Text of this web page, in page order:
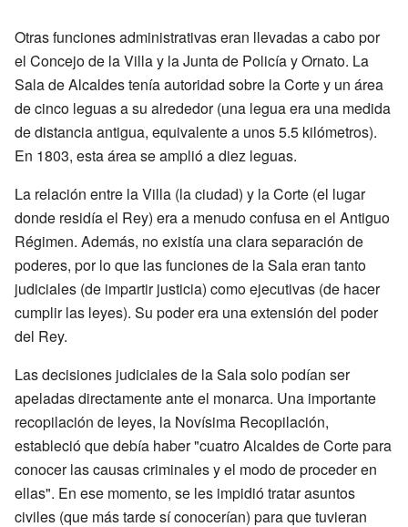
Otras funciones administrativas eran llevadas a cabo por
el Concejo de la Villa y la Junta de Policía y Ornato. La
Sala de Alcaldes tenía autoridad sobre la Corte y un área
de cinco leguas a su alrededor (una legua era una medida
de distancia antigua, equivalente a unos 5.5 kilómetros).
En 1803, esta área se amplió a diez leguas.
La relación entre la Villa (la ciudad) y la Corte (el lugar
donde residía el Rey) era a menudo confusa en el Antiguo
Régimen. Además, no existía una clara separación de
poderes, por lo que las funciones de la Sala eran tanto
judiciales (de impartir justicia) como ejecutivas (de hacer
cumplir las leyes). Su poder era una extensión del poder
del Rey.
Las decisiones judiciales de la Sala solo podían ser
apeladas directamente ante el monarca. Una importante
recopilación de leyes, la Novísima Recopilación,
estableció que debía haber "cuatro Alcaldes de Corte para
conocer las causas criminales y el modo de proceder en
ellas". En ese momento, se les impidió tratar asuntos
civiles (que más tarde sí conocerían) para que tuvieran